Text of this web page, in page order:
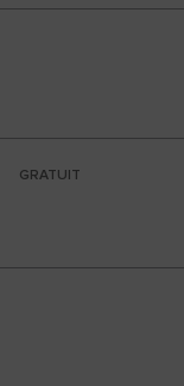
GRATUIT